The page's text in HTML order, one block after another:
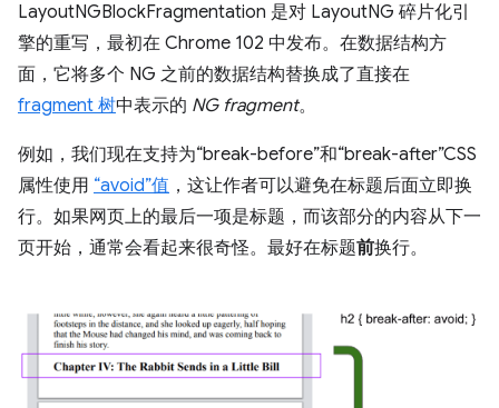
LayoutNGBlockFragmentation 是对 LayoutNG 碎片化引
擎的重写，最初在 Chrome 102 中发布。在数据结构方
面，它将多个 NG 之前的数据结构替换成了直接在
fragment 树中表示的 NG fragment。
例如，我们现在支持为“break-before”和“break-after”CSS
属性使用 “avoid”值 ，这让作者可以避免在标题后面立即换
行。如果网页上的最后一项是标题，而该部分的内容从下一
页开始，通常会看起来很奇怪。最好在标题前换行。